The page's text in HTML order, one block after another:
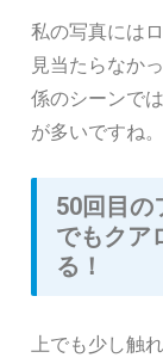
私の写真には
見当たらなか
係のシーンで
が多いですね。
50回目の
でもクア
る！
上でも少し触